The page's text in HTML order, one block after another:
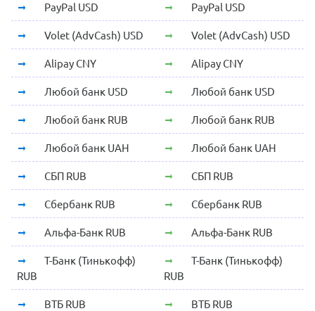
PayPal USD PayPal USD
Volet (AdvCash) USD Volet (AdvCash) USD
Alipay CNY Alipay CNY
Любой банк USD Любой банк USD
Любой банк RUB Любой банк RUB
Любой банк UAH Любой банк UAH
СБП RUB СБП RUB
Сбербанк RUB Сбербанк RUB
Альфа-Банк RUB Альфа-Банк RUB
Т-Банк (Тинькофф)
RUB
Т-Банк (Тинькофф)
RUB
ВТБ RUB ВТБ RUB